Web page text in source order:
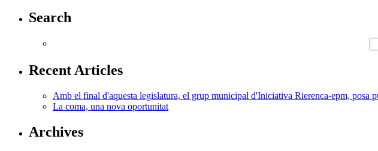
Search
Recent Articles
Amb el final d'aquesta legislatura, el grup municipal d'Iniciativa Rierenca-epm, posa
La coma, una nova oportunitat
Archives